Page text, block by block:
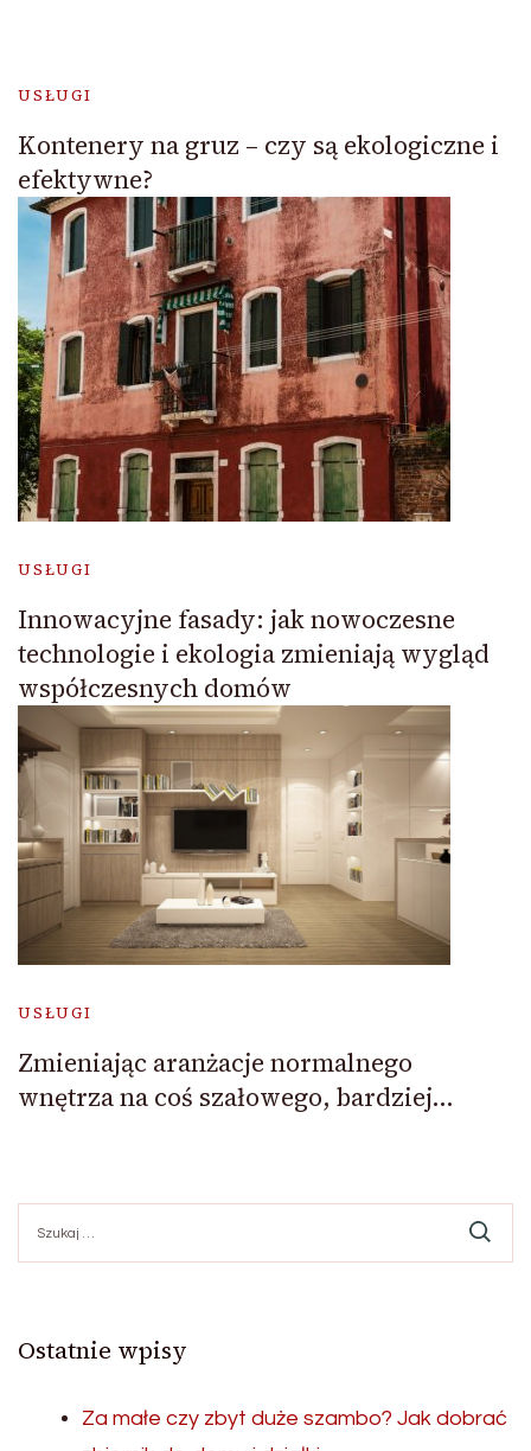
USŁUGI
Kontenery na gruz – czy są ekologiczne i
efektywne?
USŁUGI
Innowacyjne fasady: jak nowoczesne
technologie i ekologia zmieniają wygląd
współczesnych domów
USŁUGI
Zmieniając aranżacje normalnego
wnętrza na coś szałowego, bardziej…
Ostatnie wpisy
Za małe czy zbyt duże szambo? Jak dobrać